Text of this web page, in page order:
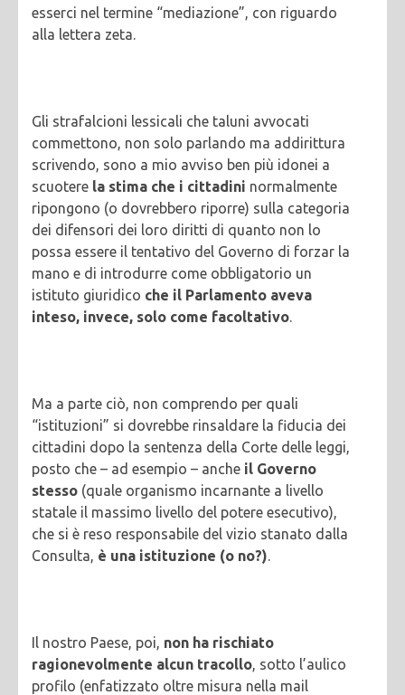
esserci nel termine “mediazione”, con riguardo
alla lettera zeta.
Gli strafalcioni lessicali che taluni avvocati
commettono, non solo parlando ma addirittura
scrivendo, sono a mio avviso ben più idonei a
scuotere la stima che i cittadini normalmente
ripongono (o dovrebbero riporre) sulla categoria
dei difensori dei loro diritti di quanto non lo
possa essere il tentativo del Governo di forzar la
mano e di introdurre come obbligatorio un
istituto giuridico che il Parlamento aveva
inteso, invece, solo come facoltativo.
Ma a parte ciò, non comprendo per quali
“istituzioni” si dovrebbe rinsaldare la fiducia dei
cittadini dopo la sentenza della Corte delle leggi,
posto che – ad esempio – anche il Governo
stesso (quale organismo incarnante a livello
statale il massimo livello del potere esecutivo),
che si è reso responsabile del vizio stanato dalla
Consulta, è una istituzione (o no?).
Il nostro Paese, poi, non ha rischiato
ragionevolmente alcun tracollo, sotto l’aulico
profilo (enfatizzato oltre misura nella mail